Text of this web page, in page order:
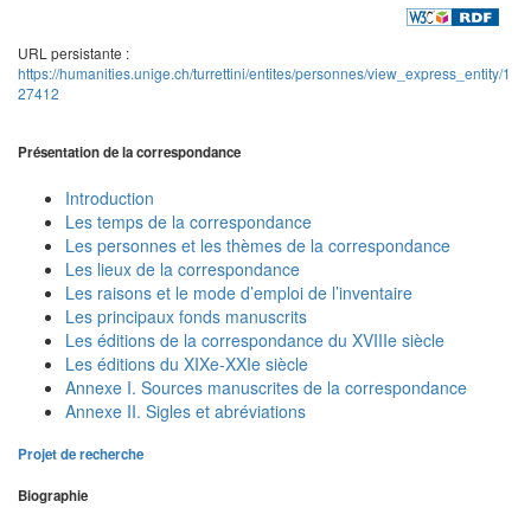
URL persistante :
https://humanities.unige.ch/turrettini/entites/personnes/view_express_entity/1
27412
Présentation de la correspondance
Introduction
Les temps de la correspondance
Les personnes et les thèmes de la correspondance
Les lieux de la correspondance
Les raisons et le mode d’emploi de l’inventaire
Les principaux fonds manuscrits
Les éditions de la correspondance du XVIIIe siècle
Les éditions du XIXe-XXIe siècle
Annexe I. Sources manuscrites de la correspondance
Annexe II. Sigles et abréviations
Projet de recherche
Biographie